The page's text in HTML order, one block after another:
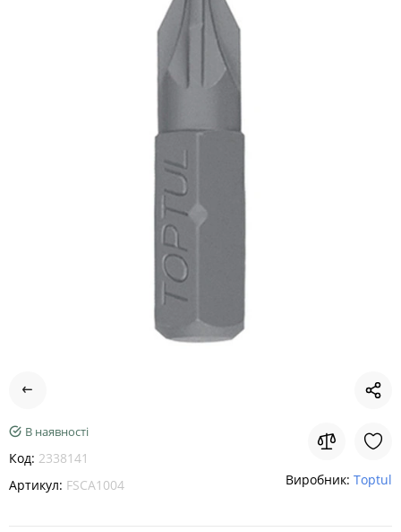
В наявності
Код: 2338141
Артикул: FSCA1004 Виробник: Toptul